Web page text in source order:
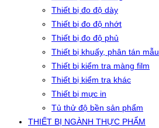
Thiết bị đo độ dày
Thiết bị đo độ nhớt
Thiết bị đo độ phủ
Thiết bị khuấy, phân tán mẫu
Thiết bị kiểm tra màng film
Thiết bị kiểm tra khác
Thiết bị mực in
Tủ thử độ bền sản phẩm
THIẾT BỊ NGÀNH THỰC PHẨM